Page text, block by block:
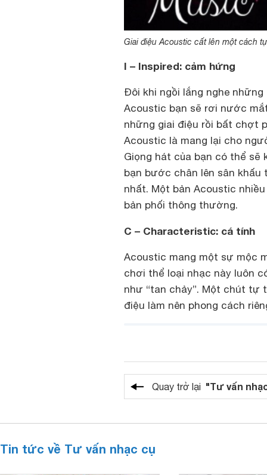
Giai điệu Acoustic cất lên một cách
I – Inspired: cảm hứng
Đôi khi ngồi lắng nghe
Acoustic bạn sẽ rơi nước
những giai điệu rồi bất chợt
Acoustic là mang lại cho
Giọng hát của bạn có thể sẽ
bạn bước chân lên sân
nhất. Một bản Acoustic
bản phối thông thường.
C – Characteristic: cá tính
Acoustic mang một sự mộc
chơi thể loại nhạc này luôn
như “tan chảy”. Một chút tự
điệu làm nên phong cách
Quay trở lại "Tư vấn
Tin tức về Tư vấn nhạc cụ